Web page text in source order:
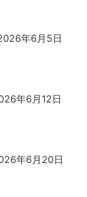
年6月5日
年6月12日
年6月20日